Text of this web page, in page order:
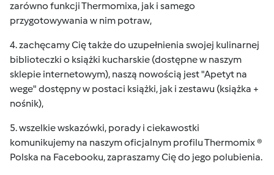
zarówno funkcji Thermomixa, jak i samego
przygotowywania w nim potraw,
4. zachęcamy Cię także do uzupełnienia swojej kulinarnej
biblioteczki o książki kucharskie (dostępne w naszym
sklepie internetowym), naszą nowością jest "Apetyt na
wege" dostępny w postaci książki, jak i zestawu (książka +
nośnik),
5. wszelkie wskazówki, porady i ciekawostki
komunikujemy na naszym oficjalnym profiluThermomix ®
Polska na Facebooku, zapraszamy Cię do jego polubienia.